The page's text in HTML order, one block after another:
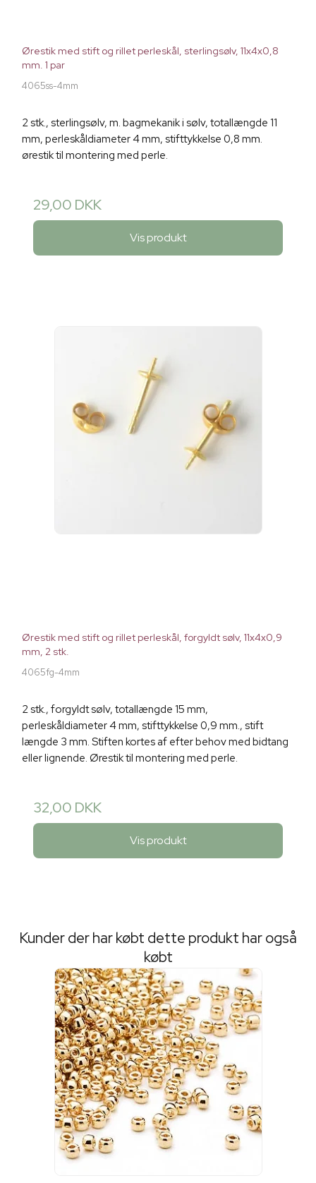
Ørestik med stift og rillet perleskål, sterlingsølv, 11x4x0,8
mm. 1 par
4065ss-4mm
2 stk., sterlingsølv, m. bagmekanik i sølv, totallængde 11
mm, perleskåldiameter 4 mm, stifttykkelse 0,8 mm.
ørestik til montering med perle.
29,00 DKK
Vis produkt
Ørestik med stift og rillet perleskål, forgyldt sølv, 11x4x0,9
mm, 2 stk.
4065fg-4mm
2 stk., forgyldt sølv, totallængde 15 mm,
perleskåldiameter 4 mm, stifttykkelse 0,9 mm., stift
længde 3 mm. Stiften kortes af efter behov med bidtang
eller lignende. Ørestik til montering med perle.
32,00 DKK
Vis produkt
Kunder der har købt dette produkt har også
købt